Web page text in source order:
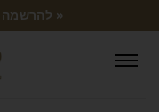
« להרשמה